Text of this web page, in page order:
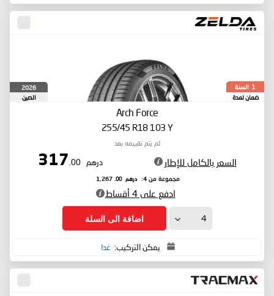
1 السنة
ضمان لمدة
2026
الصين
Arch Force
255/45 R18 103 Y
لم يتم تقييمه بعد
السعر بالكامل للإطار درهم 317
.00
مجموعة من 4: درهم 1,267
.00
ادفع على 4 أقساط
اضافة الى السلة
يمكن التركيب: غدا